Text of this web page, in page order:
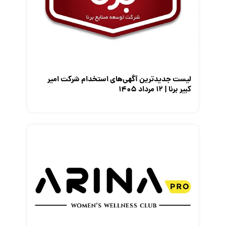
معرفی متخصصان منابع انسانی
لیست جدیدترین آگهی‌های استخدام شرکت امیر
کبیر برنا | ۱۲ مرداد ۱۴۰۵